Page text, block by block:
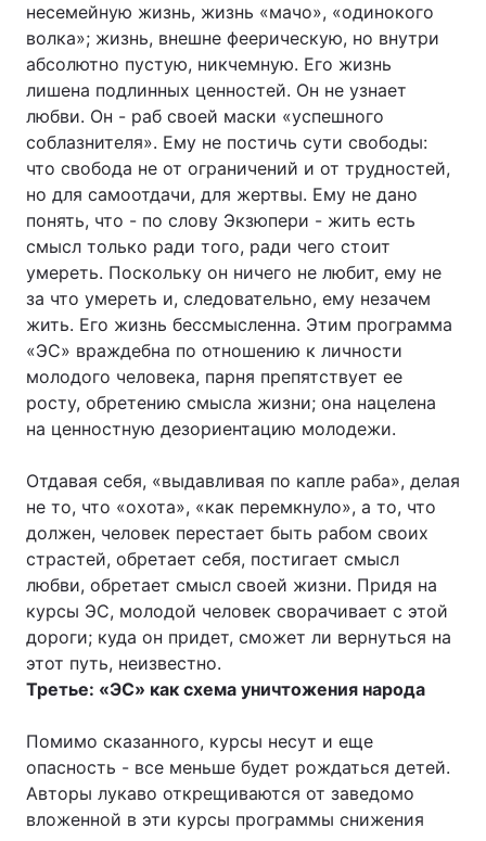
несемейную жизнь, жизнь «мачо», «одинокого
волка»; жизнь, внешне феерическую, но внутри
абсолютно пустую, никчемную. Его жизнь
лишена подлинных ценностей. Он не узнает
любви. Он - раб своей маски «успешного
соблазнителя». Ему не постичь сути свободы:
что свобода не от ограничений и от трудностей,
но для самоотдачи, для жертвы. Ему не дано
понять, что - по слову Экзюпери - жить есть
смысл только ради того, ради чего стоит
умереть. Поскольку он ничего не любит, ему не
за что умереть и, следовательно, ему незачем
жить. Его жизнь бессмысленна. Этим программа
«ЭС» враждебна по отношению к личности
молодого человека, парня препятствует ее
росту, обретению смысла жизни; она нацелена
на ценностную дезориентацию молодежи.
Отдавая себя, «выдавливая по капле раба», делая
не то, что «охота», «как перемкнуло», а то, что
должен, человек перестает быть рабом своих
страстей, обретает себя, постигает смысл
любви, обретает смысл своей жизни. Придя на
курсы ЭС, молодой человек сворачивает с этой
дороги; куда он придет, сможет ли вернуться на
этот путь, неизвестно.
Третье: «ЭС» как схема уничтожения народа
Помимо сказанного, курсы несут и еще
опасность - все меньше будет рождаться детей.
Авторы лукаво открещиваются от заведомо
вложенной в эти курсы программы снижения